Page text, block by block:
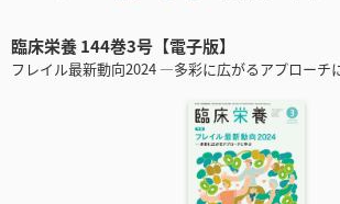
臨床栄養 144巻3号【電子版】
フレイル最新動向2024 ―多彩に広がるアプローチ